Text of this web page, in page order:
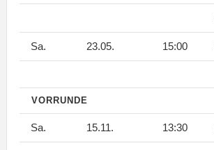
Sa. 23.05. 15:00
VORRUNDE
Sa. 15.11. 13:30